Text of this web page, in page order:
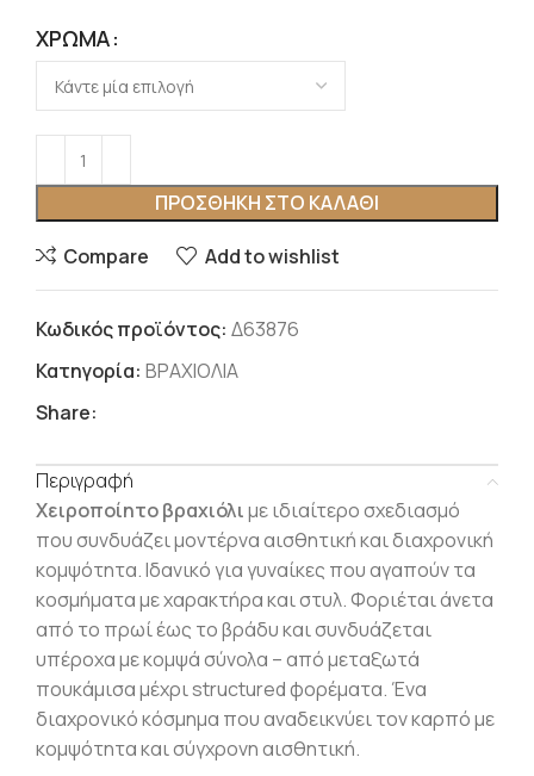
ΧΡΏΜΑ
ΠΡΟΣΘΉΚΗ ΣΤΟ ΚΑΛΆΘΙ
Compare Add to wishlist
Κωδικός προϊόντος: Δ63876
Κατηγορία: ΒΡΑΧΙΟΛΙΑ
Share:
Περιγραφή
Χειροποίητο βραχιόλιμε ιδιαίτερο σχεδιασμό
που συνδυάζει μοντέρνα αισθητική και διαχρονική
κομψότητα.Ιδανικό για γυναίκες που αγαπούν τα
κοσμήματα με χαρακτήρα και στυλ.Φοριέται άνετα
από το πρωί έως το βράδυ και συνδυάζεται
υπέροχα με κομψά σύνολα – από μεταξωτά
πουκάμισα μέχρι structured φορέματα. Ένα
διαχρονικό κόσμημα που αναδεικνύει τον καρπό με
κομψότητα και σύγχρονη αισθητική.